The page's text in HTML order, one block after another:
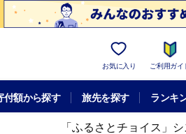
お気に入り ご利用ガイ
付額から探す 旅先を探す ランキ
「ふるさとチョイス」